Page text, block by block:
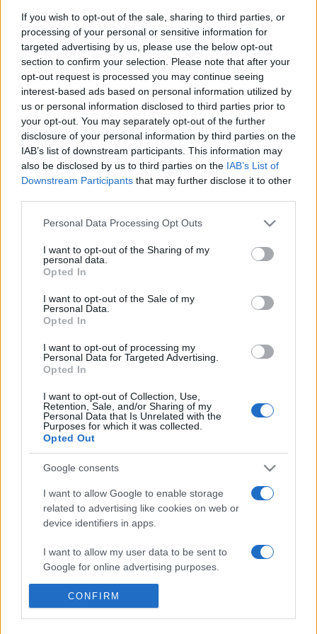
If you wish to opt-out of the sale, sharing to third parties, or
processing of your personal or sensitive information for
targeted advertising by us, please use the below opt-out
section to confirm your selection. Please note that after your
opt-out request is processed you may continue seeing
interest-based ads based on personal information utilized by
us or personal information disclosed to third parties prior to
your opt-out. You may separately opt-out of the further
disclosure of your personal information by third parties on the
IAB’s list of downstream participants. This information may
also be disclosed by us to third parties on the IAB’s List of
Downstream Participants that may further disclose it to other
Please note that this website/app uses one or more Google
not limited to your visit or usage behaviour. You may click to
grant or deny consent to Google and its third-party tags to
use your data for below specified purposes in below Google
consent section.
Personal Data Processing Opt Outs
I want to opt-out of the Sharing of my
personal data.
Opted In
I want to opt-out of the Sale of my
Personal Data.
Opted In
I want to opt-out of processing my
Personal Data for Targeted Advertising.
Opted In
I want to opt-out of Collection, Use,
Retention, Sale, and/or Sharing of my
Personal Data that Is Unrelated with the
Purposes for which it was collected.
Opted Out
Google consents
I want to allow Google to enable storage
related to advertising like cookies on web or
device identifiers in apps.
I want to allow my user data to be sent to
Google for online advertising purposes.
I want to allow Google to send me
personalized advertising.
CONFIRM
AThe Fablemanscímű, a felnőtté
válásról szóló film Spielberg
gyermekkorát és a szüleivel való
kapcsolatát idézi fel.
A produkcióban Gabriel LaBelle alakítja a feltörekvő fiatal
filmrendezőt. Michelle Williams Spielberg édesanyját, Paul
Dano az édesapját játssza, Seth Rogen pedig egy nagybácsi
szerepét kapta. A filmet rendező Spielberg Tony Kushnerrel
közösen írta a forgatókönyvet, és Kushnerrel, valamint
Kristie Macosko Kriegerrel együtt producerként is dolgozik
Spielberg produkciós cége, az Amblin korábban többéves
megállapodást kötött a Universal céggel. A
The Fablemans
a díjkiosztó szezon kellős közepén kerül a mozikba.
Spielbergtől legutóbb a West Side Story
t láthatta a
közönség, amelyet hét Oscar-díjra jelöltek, és egyik sztárja,
járó díjat.
STEVEN SPIELBERG VILÁG